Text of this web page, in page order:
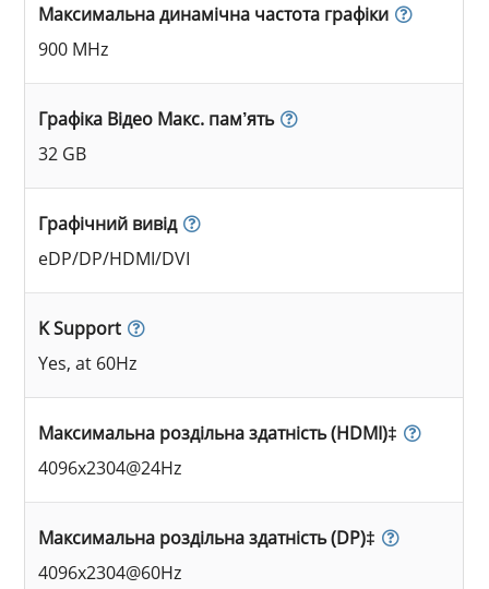
Максимальна динамічна частота графіки
900 MHz
Графіка Відео Макс. пам’ять
32 GB
Графічний вивід
eDP/DP/HDMI/DVI
K Support
Yes, at 60Hz
Максимальна роздільна здатність (HDMI)‡
4096x2304@24Hz
Максимальна роздільна здатність (DP)‡
4096x2304@60Hz